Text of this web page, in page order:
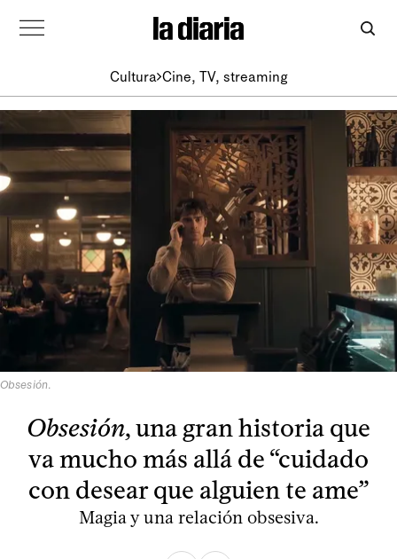
Cultura Cine, TV, streaming
Obsesión.
Obsesión, una gran historia que
va mucho más allá de “cuidado
con desear que alguien te ame”
Magia y una relación obsesiva.